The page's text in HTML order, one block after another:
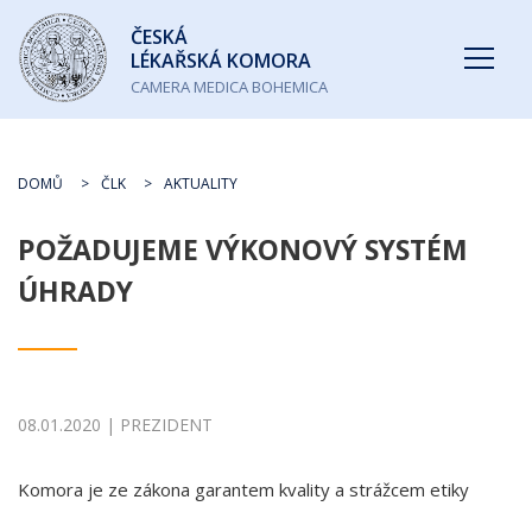
Česká
lékařská
komora
ČESKÁ
LÉKAŘSKÁ KOMORA
CAMERA MEDICA BOHEMICA
DOMŮ ČLK AKTUALITY
POŽADUJEME VÝKONOVÝ SYSTÉM
ÚHRADY
08.01.2020 | PREZIDENT
Komora je ze zákona garantem kvality a strážcem etiky